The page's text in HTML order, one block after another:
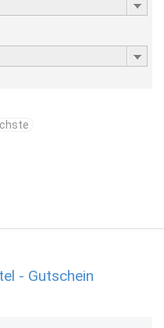
- Gutschein